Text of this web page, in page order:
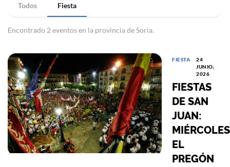
Todos Fiesta
Encontrado 2 eventos en la provincia de Soria.
FIESTA
24
JUNIO,
2026
FIESTAS
DE SAN
JUAN:
MIÉRCOLES
EL
PREGÓN